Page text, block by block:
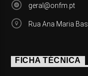
geral@onfm.pt
Rua Ana Maria
FICHA TÉCNICA